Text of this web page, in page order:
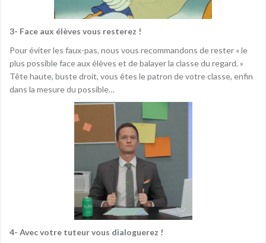
3- Face aux élèves vous resterez !
Pour éviter les faux-pas, nous vous recommandons de rester « le
plus possible face aux élèves et de balayer la classe du regard. »
Tête haute, buste droit, vous êtes le patron de votre classe, enfin
dans la mesure du possible…
4- Avec votre tuteur vous dialoguerez !